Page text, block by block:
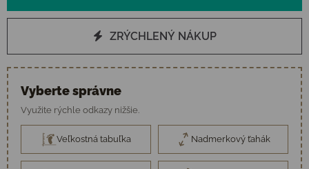
ZRÝCHLENÝ NÁKUP
Vyberte správne
Využite rýchle odkazy nižšie.
Veľkostná tabuľka Nadmerkový ťahák